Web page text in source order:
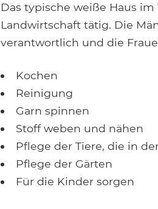
Das typische weiße Haus
Landwirtschaft tätig. Die
verantwortlich und die
Kochen
Reinigung
Garn spinnen
Stoff weben und nähen
Pflege der Tiere, die in
Pflege der Gärten
Für die Kinder sorgen